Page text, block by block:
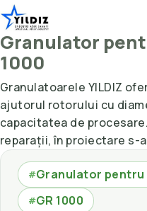
Granulator
1000
Granulatoarele YILDIZ
ajutorul rotorului cu
capacitatea de
reparații, în proiectare s-
#Granulator
#GR 1000